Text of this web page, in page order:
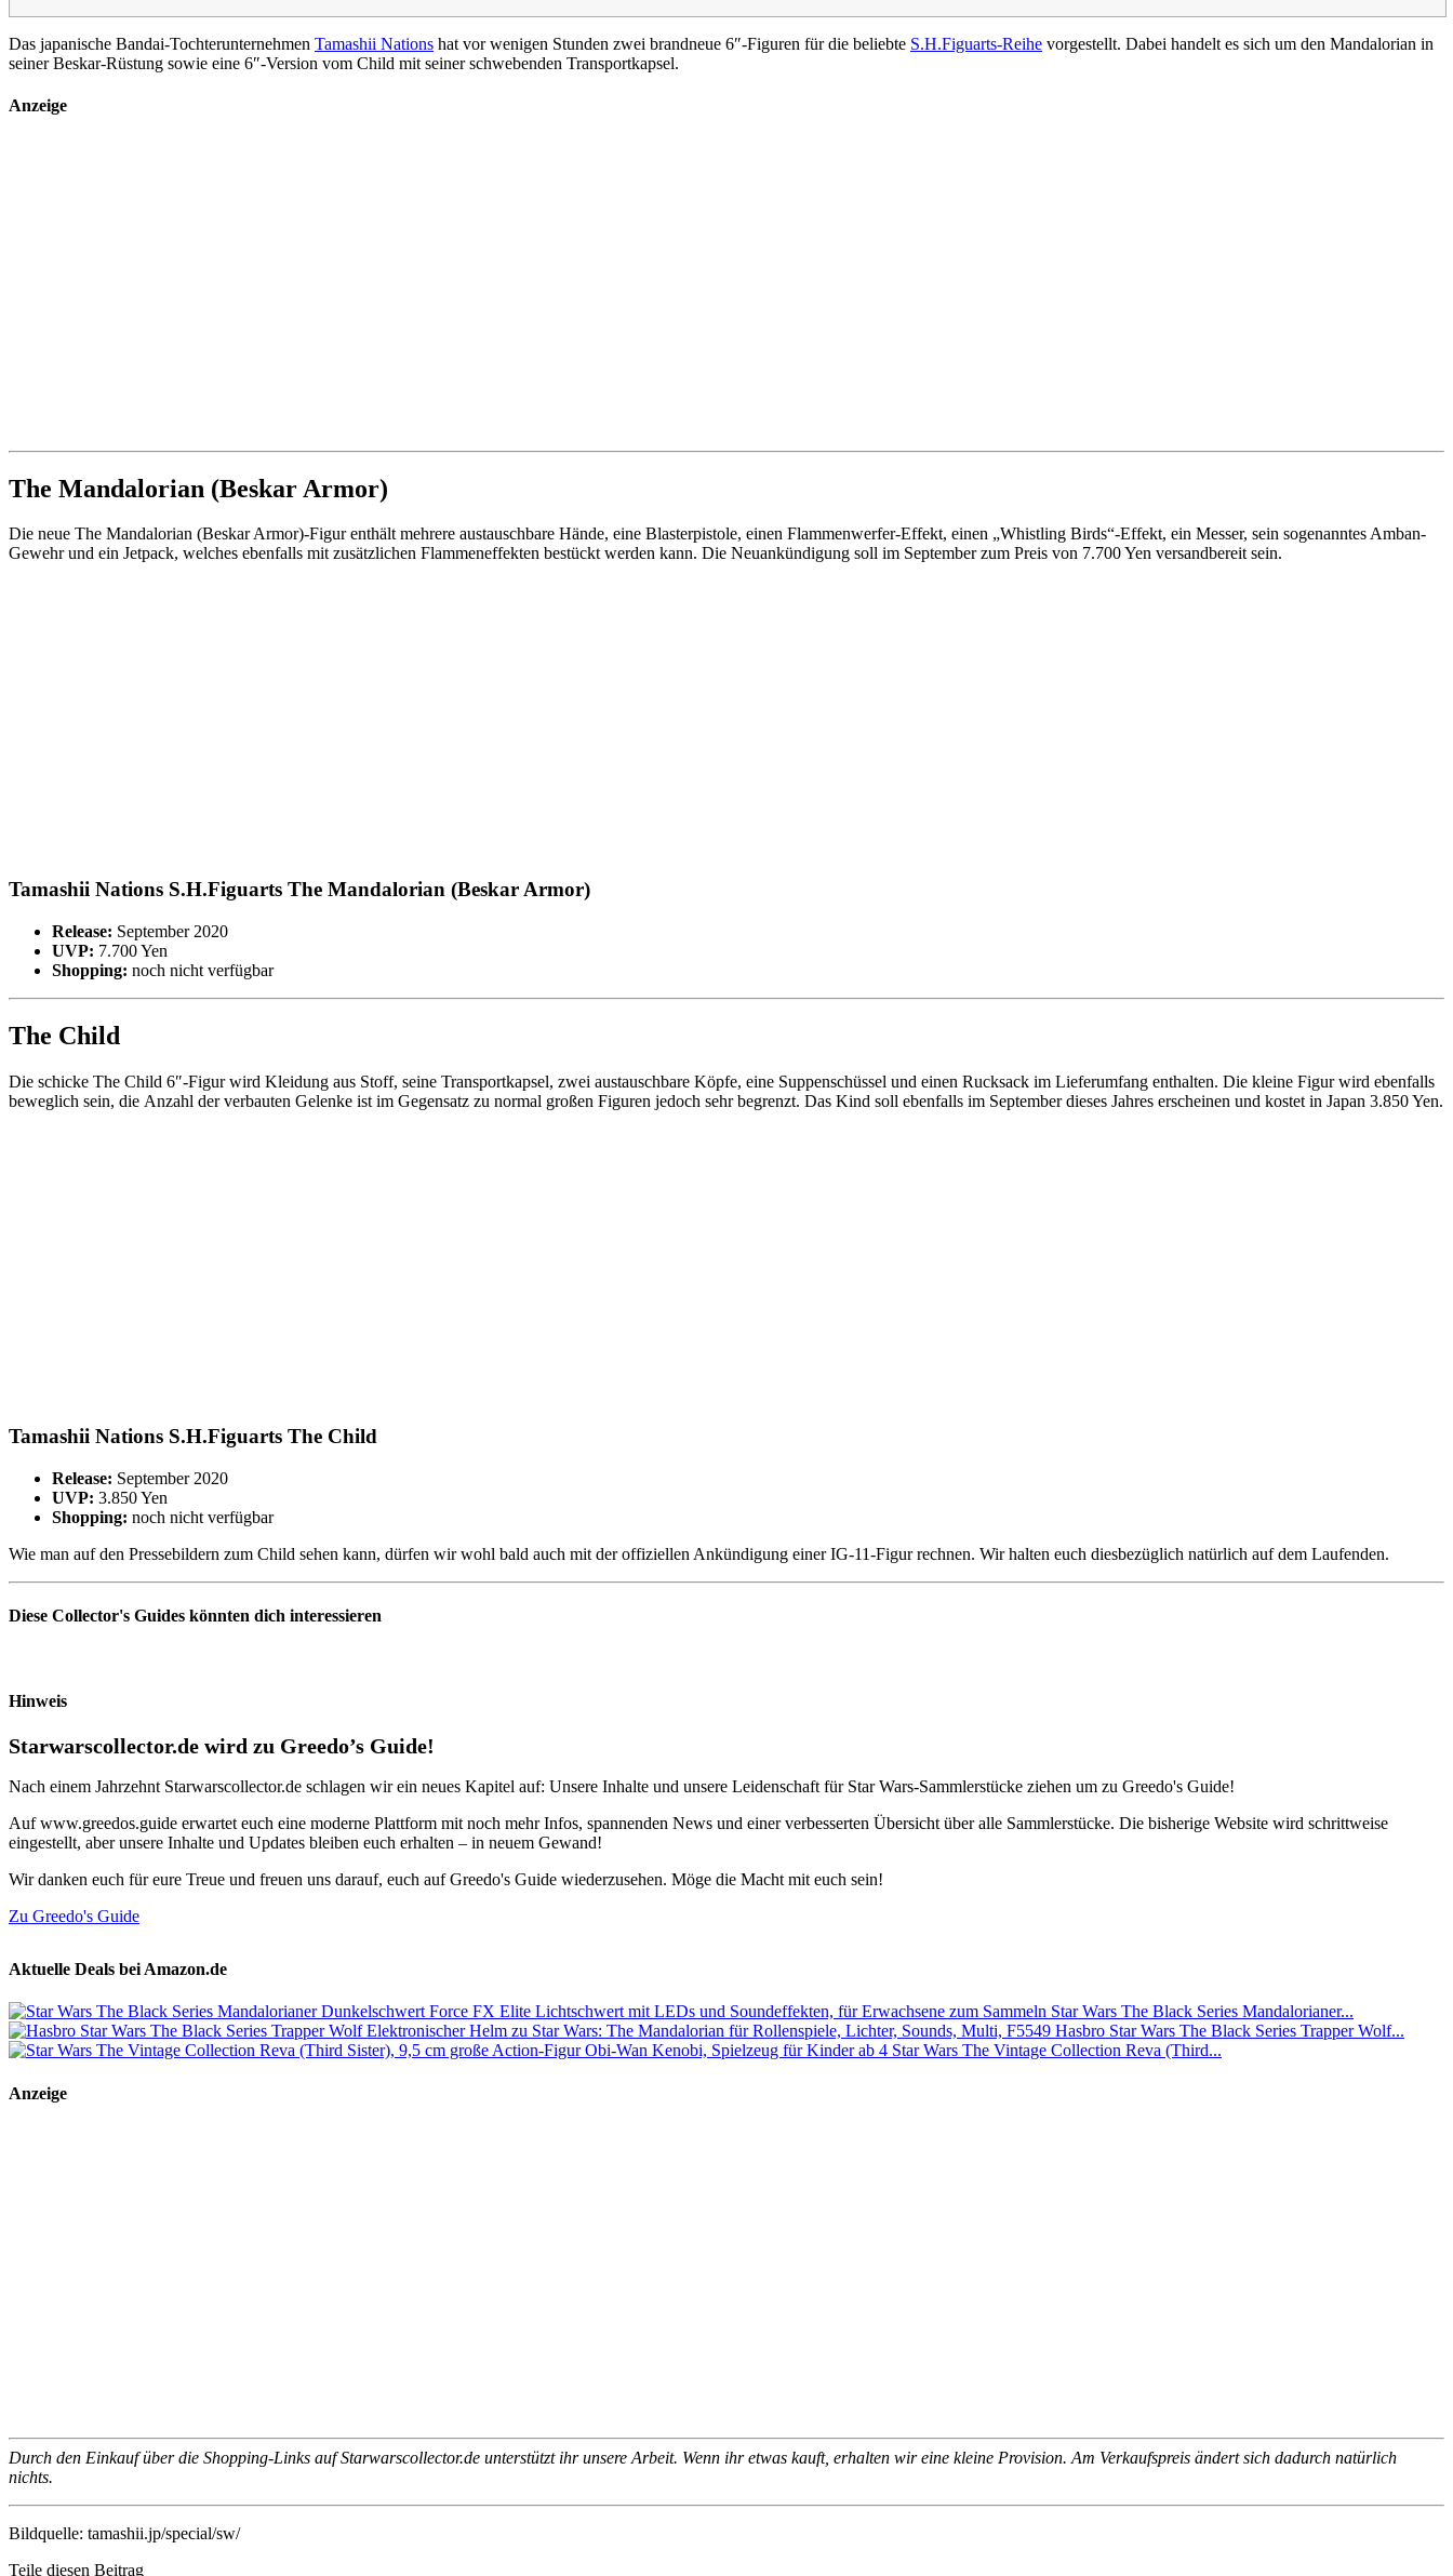
Das japanische Bandai-Tochterunternehmen Tamashii Nations hat vor wenigen Stunden zwei brandneue 6″-Figuren für die beliebte S.H.Figuarts-Reihe vorgestellt. Dabei handelt es sich um den Mandalorian in
seiner Beskar-Rüstung sowie eine 6″-Version vom Child mit seiner schwebenden Transportkapsel.
Anzeige
The Mandalorian (Beskar Armor)
Die neue The Mandalorian (Beskar Armor)-Figur enthält mehrere austauschbare Hände, eine Blasterpistole, einen Flammenwerfer-Effekt, einen „Whistling Birds“-Effekt, ein Messer, sein sogenanntes Amban-
Gewehr und ein Jetpack, welches ebenfalls mit zusätzlichen Flammeneffekten bestückt werden kann. Die Neuankündigung soll im September zum Preis von 7.700 Yen versandbereit sein.
Tamashii Nations S.H.Figuarts The Mandalorian (Beskar Armor)
Release: September 2020
UVP: 7.700 Yen
Shopping: noch nicht verfügbar
The Child
Die schicke The Child 6″-Figur wird Kleidung aus Stoff, seine Transportkapsel, zwei austauschbare Köpfe, eine Suppenschüssel und einen Rucksack im Lieferumfang enthalten. Die kleine Figur wird ebenfalls
beweglich sein, die Anzahl der verbauten Gelenke ist im Gegensatz zu normal großen Figuren jedoch sehr begrenzt. Das Kind soll ebenfalls im September dieses Jahres erscheinen und kostet in Japan 3.850 Yen.
Tamashii Nations S.H.Figuarts The Child
Release: September 2020
UVP: 3.850 Yen
Shopping: noch nicht verfügbar
Wie man auf den Pressebildern zum Child sehen kann, dürfen wir wohl bald auch mit der offiziellen Ankündigung einer IG-11-Figur rechnen. Wir halten euch diesbezüglich natürlich auf dem Laufenden.
Diese Collector's Guides könnten dich interessieren
Hinweis
Starwarscollector.de wird zu Greedo’s Guide!
Nach einem Jahrzehnt Starwarscollector.de schlagen wir ein neues Kapitel auf: Unsere Inhalte und unsere Leidenschaft für Star Wars-Sammlerstücke ziehen um zu Greedo's Guide!
Auf www.greedos.guide erwartet euch eine moderne Plattform mit noch mehr Infos, spannenden News und einer verbesserten Übersicht über alle Sammlerstücke. Die bisherige Website wird schrittweise
eingestellt, aber unsere Inhalte und Updates bleiben euch erhalten – in neuem Gewand!
Wir danken euch für eure Treue und freuen uns darauf, euch auf Greedo's Guide wiederzusehen. Möge die Macht mit euch sein!
Zu Greedo's Guide
Aktuelle Deals bei Amazon.de
Star Wars The Black Series Mandalorianer...
Hasbro Star Wars The Black Series Trapper Wolf...
Star Wars The Vintage Collection Reva (Third...
Anzeige
Durch den Einkauf über die Shopping-Links auf Starwarscollector.de unterstützt ihr unsere Arbeit. Wenn ihr etwas kauft, erhalten wir eine kleine Provision. Am Verkaufspreis ändert sich dadurch natürlich
nichts.
Bildquelle: tamashii.jp/special/sw/
Teile diesen Beitrag